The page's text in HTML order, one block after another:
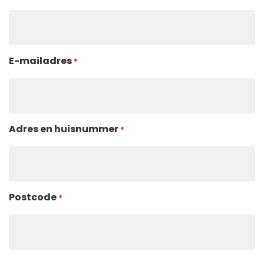
E-mailadres *
Adres en huisnummer *
Postcode *